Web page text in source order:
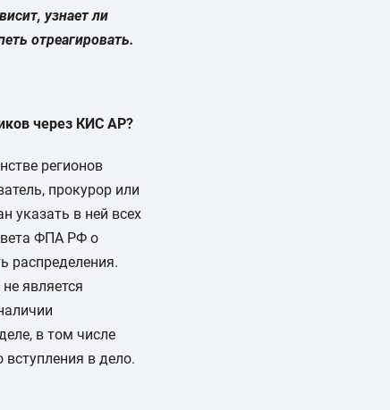
узнает ли
отреагировать.
через КИС АР?
регионов
прокурор или
указать в ней всех
ФПА РФ о
распределения.
является
в том числе
в дело.